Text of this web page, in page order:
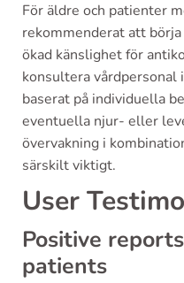
För äldre och patienter
rekommenderat att
ökad känslighet för
konsultera
baserat på individuella
eventuella njur- eller
övervakning i
särskilt viktigt.
User
Positive
patients